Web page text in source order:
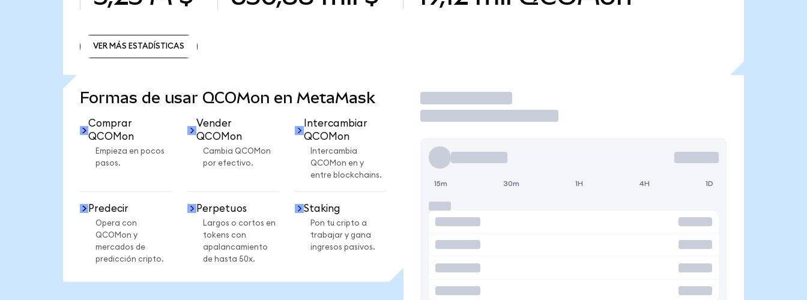
VER MÁS ESTADÍSTICAS
Formas de usar QCOMon en MetaMask
Comprar
QCOMon
Empieza en pocos
pasos.
Vender
QCOMon
Cambia QCOMon
por efectivo.
Intercambiar
QCOMon
Intercambia
QCOMon en y
entre blockchains.
Predecir
Opera con
QCOMon y
mercados de
predicción cripto.
Perpetuos
Largos o cortos en
tokens con
apalancamiento
de hasta 50x.
Staking
Pon tu cripto a
trabajar y gana
ingresos pasivos.
Operar
15m 30m 1H 4H 1D